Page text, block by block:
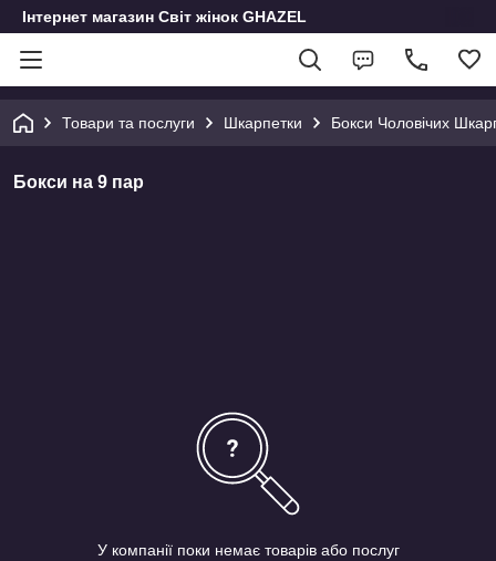
Інтернет магазин Світ жінок GHAZEL
Товари та послуги Шкарпетки Бокси Чоловічих
Бокси на 9 пар
У компанії поки немає товарів або послуг